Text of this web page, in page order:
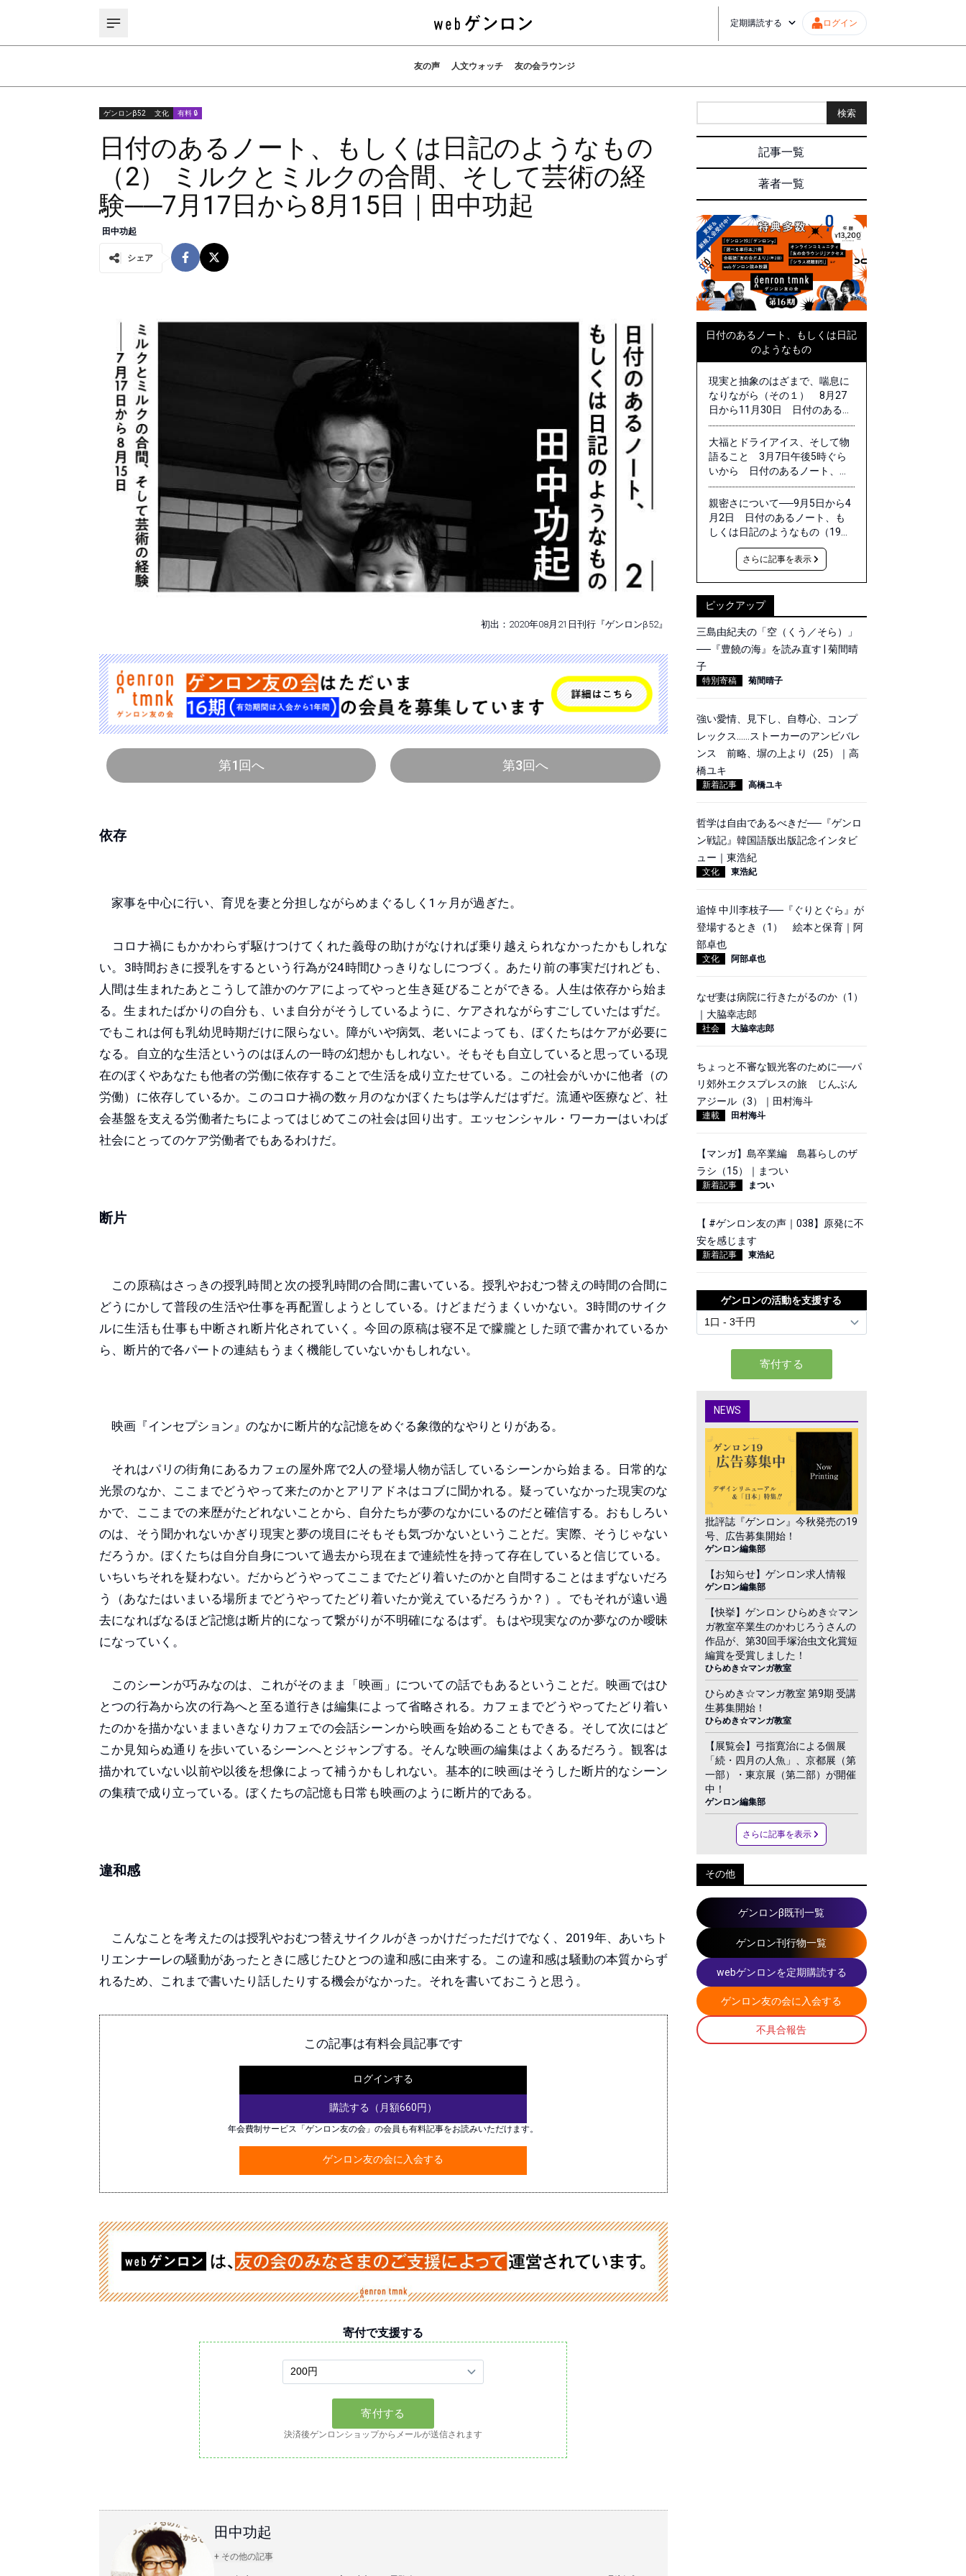
定期購読する ログイン
友の声 人文ウォッチ 友の会ラウンジ
ゲンロンβ52 文化 有料 🔒
日付のあるノート、もしくは日記のようなもの
（2） ミルクとミルクの合間、そして芸術の経
験──7月17日から8月15日｜田中功起
田中功起
シェア
初出：2020年08月21日刊行『ゲンロンβ52』
第1回へ 第3回へ
依存
家事を中心に行い、育児を妻と分担しながらめまぐるしく1ヶ月が過ぎた。
コロナ禍にもかかわらず駆けつけてくれた義母の助けがなければ乗り越えられなかったかもしれな
い。3時間おきに授乳をするという行為が24時間ひっきりなしにつづく。あたり前の事実だけれども、
人間は生まれたあとこうして誰かのケアによってやっと生き延びることができる。人生は依存から始ま
る。生まれたばかりの自分も、いま自分がそうしているように、ケアされながらすごしていたはずだ。
でもこれは何も乳幼児時期だけに限らない。障がいや病気、老いによっても、ぼくたちはケアが必要に
なる。自立的な生活というのはほんの一時の幻想かもしれない。そもそも自立していると思っている現
在のぼくやあなたも他者の労働に依存することで生活を成り立たせている。この社会がいかに他者（の
労働）に依存しているか。このコロナ禍の数ヶ月のなかぼくたちは学んだはずだ。流通や医療など、社
会基盤を支える労働者たちによってはじめてこの社会は回り出す。エッセンシャル・ワーカーはいわば
社会にとってのケア労働者でもあるわけだ。
断片
この原稿はさっきの授乳時間と次の授乳時間の合間に書いている。授乳やおむつ替えの時間の合間に
どうにかして普段の生活や仕事を再配置しようとしている。けどまだうまくいかない。3時間のサイク
ルに生活も仕事も中断され断片化されていく。今回の原稿は寝不足で朦朧とした頭で書かれているか
ら、断片的で各パートの連結もうまく機能していないかもしれない。
映画『インセプション』のなかに断片的な記憶をめぐる象徴的なやりとりがある。
それはパリの街角にあるカフェの屋外席で2人の登場人物が話しているシーンから始まる。日常的な
光景のなか、ここまでどうやって来たのかとアリアドネはコブに聞かれる。疑っていなかった現実のな
かで、ここまでの来歴がたどれないことから、自分たちが夢のなかにいるのだと確信する。おもしろい
のは、そう聞かれないかぎり現実と夢の境目にそもそも気づかないということだ。実際、そうじゃない
だろうか。ぼくたちは自分自身について過去から現在まで連続性を持って存在していると信じている。
いちいちそれを疑わない。だからどうやってここまでたどり着いたのかと自問することはまずないだろ
う（あなたはいまいる場所までどうやってたどり着いたか覚えているだろうか？）。でもそれが遠い過
去になればなるほど記憶は断片的になって繋がりが不明確になるはず。もはや現実なのか夢なのか曖昧
になっていく。
このシーンが巧みなのは、これがそのまま「映画」についての話でもあるということだ。映画ではひ
とつの行為から次の行為へと至る道行きは編集によって省略される。カフェまでどうやってたどり着い
たのかを描かないままいきなりカフェでの会話シーンから映画を始めることもできる。そして次にはど
こか見知らぬ通りを歩いているシーンへとジャンプする。そんな映画の編集はよくあるだろう。観客は
描かれていない以前や以後を想像によって補うかもしれない。基本的に映画はそうした断片的なシーン
の集積で成り立っている。ぼくたちの記憶も日常も映画のように断片的である。
違和感
こんなことを考えたのは授乳やおむつ替えサイクルがきっかけだっただけでなく、2019年、あいちト
リエンナーレの騒動があったときに感じたひとつの違和感に由来する。この違和感は騒動の本質からず
れるため、これまで書いたり話したりする機会がなかった。それを書いておこうと思う。
この記事は有料会員記事です
ログインする
購読する（月額660円）
年会費制サービス「ゲンロン友の会」の会員も有料記事をお読みいただけます。
ゲンロン友の会に入会する
寄付で支援する
決済後ゲンロンショップからメールが送信されます
田中功起
+ その他の記事
検索
記事一覧
著者一覧
日付のあるノート、もしくは日記
のようなもの
現実と抽象のはざまで、喘息に
なりながら（その１） 8月27
日から11月30日 日付のあるノ
ート、もしくは日記のようなも
の（20）｜田中功起
大福とドライアイス、そして物
語ること 3月7日午後5時ぐら
いから 日付のあるノート、も
しくは日記のようなもの 番外
篇｜田中功起
親密さについて──9月5日から4
月2日 日付のあるノート、も
しくは日記のようなもの（19）
｜田中功起
さらに記事を表示
ピックアップ
三島由紀夫の「空（くう／そら）」
──『豊饒の海』を読み直す | 菊間晴
子
特別寄稿 菊間晴子
強い愛情、見下し、自尊心、コンプ
レックス……ストーカーのアンビバレ
ンス 前略、塀の上より（25）｜高
橋ユキ
新着記事 高橋ユキ
哲学は自由であるべきだ──『ゲンロ
ン戦記』韓国語版出版記念インタビ
ュー｜東浩紀
文化 東浩紀
追悼 中川李枝子──『ぐりとぐら』が
登場するとき（1） 絵本と保育｜阿
部卓也
文化 阿部卓也
なぜ妻は病院に行きたがるのか（1）
｜大脇幸志郎
社会 大脇幸志郎
ちょっと不審な観光客のために──パ
リ郊外エクスプレスの旅 じんぶん
アジール（3）｜田村海斗
連載 田村海斗
【マンガ】島卒業編 島暮らしのザ
ラシ（15）｜まつい
新着記事 まつい
【 #ゲンロン友の声｜038】原発に不
安を感じます
新着記事 東浩紀
ゲンロンの活動を支援する
NEWS
批評誌『ゲンロン』今秋発売の19
号、広告募集開始！
ゲンロン編集部
【お知らせ】ゲンロン求人情報
ゲンロン編集部
【快挙】ゲンロン ひらめき☆マン
ガ教室卒業生のかわじろうさんの
作品が、第30回手塚治虫文化賞短
編賞を受賞しました！
ひらめき☆マンガ教室
ひらめき☆マンガ教室 第9期 受講
生募集開始！
ひらめき☆マンガ教室
【展覧会】弓指寛治による個展
「続・四月の人魚」、京都展（第
一部）・東京展（第二部）が開催
中！
ゲンロン編集部
さらに記事を表示
その他
ゲンロンβ既刊一覧
ゲンロン刊行物一覧
webゲンロンを定期購読する
ゲンロン友の会に入会する
不具合報告